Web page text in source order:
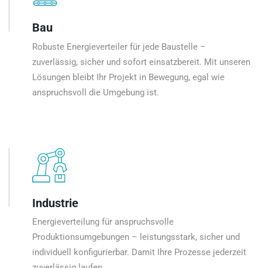
Bau
Robuste Energieverteiler für jede Baustelle –
zuverlässig, sicher und sofort einsatzbereit. Mit unseren
Lösungen bleibt Ihr Projekt in Bewegung, egal wie
anspruchsvoll die Umgebung ist.
Industrie
Energieverteilung für anspruchsvolle
Produktionsumgebungen – leistungsstark, sicher und
individuell konfigurierbar. Damit Ihre Prozesse jederzeit